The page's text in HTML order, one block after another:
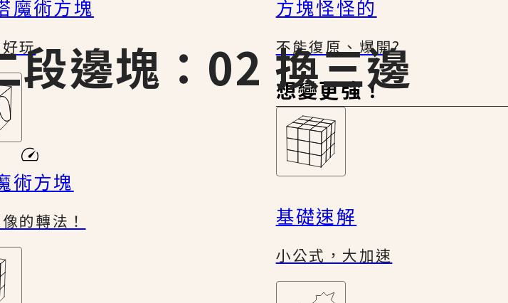
魔術方塊
玩
術方塊
的轉法！
方塊怪怪的
不能復原、爆開?
想變更強！
基礎速解
小公式，大加速
段邊塊：02 換三邊